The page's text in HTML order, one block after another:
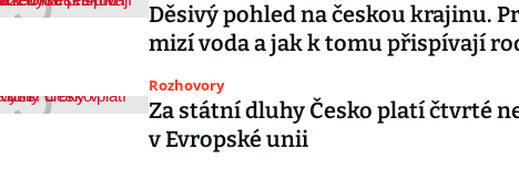
Děsivý pohled na českou krajinu.
mizí voda a jak k tomu přispívají
Rozhovory
Za státní dluhy Česko platí čtvrté
v Evropské unii